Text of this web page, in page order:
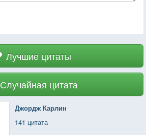
Лучшие цитаты
Случайная цитата
Джордж Карлин
141 цитата